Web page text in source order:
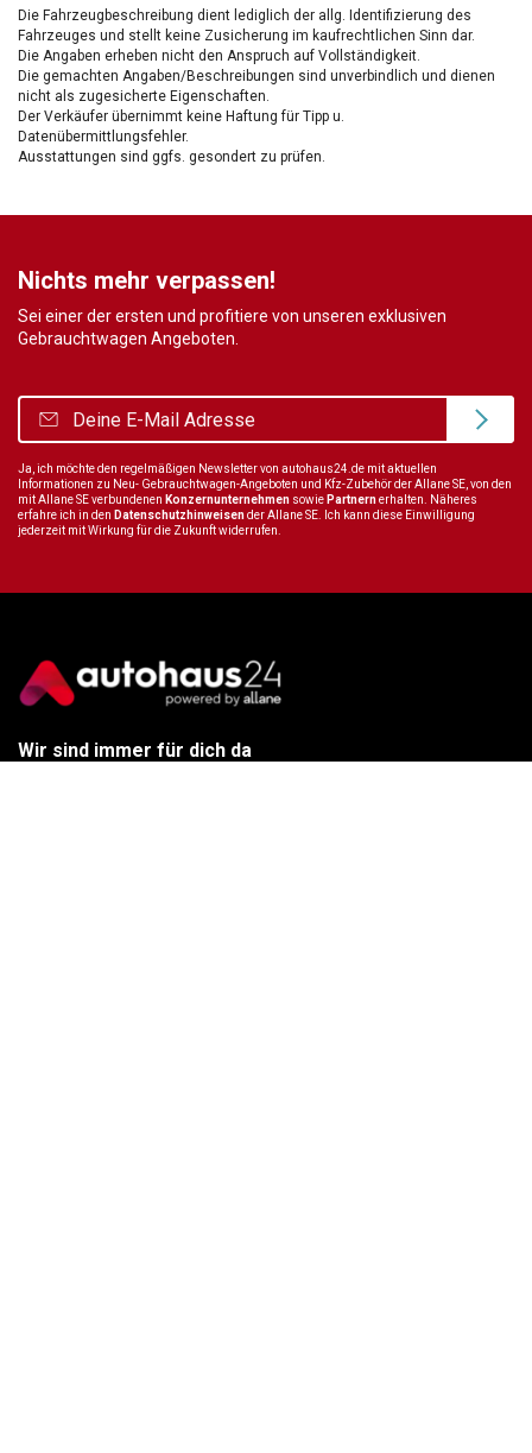
Die Fahrzeugbeschreibung dient lediglich der allg. Identifizierung des
Fahrzeuges und stellt keine Zusicherung im kaufrechtlichen Sinn dar.
Die Angaben erheben nicht den Anspruch auf Vollständigkeit.
Die gemachten Angaben/Beschreibungen sind unverbindlich und dienen
nicht als zugesicherte Eigenschaften.
Der Verkäufer übernimmt keine Haftung für Tipp u.
Datenübermittlungsfehler.
Ausstattungen sind ggfs. gesondert zu prüfen.
Nichts mehr verpassen!
Sei einer der ersten und profitiere von unseren exklusiven
Gebrauchtwagen Angeboten.
Ja, ich möchte den regelmäßigen Newsletter von autohaus24.de mit aktuellen
Informationen zu Neu- Gebrauchtwagen-Angeboten und Kfz-Zubehör der Allane SE, von den
mit Allane SE verbundenen Konzernunternehmen sowie Partnernerhalten. Näheres
erfahre ich in den Datenschutzhinweisender Allane SE. Ich kann diese Einwilligung
jederzeit mit Wirkung für die Zukunft widerrufen.
Wir sind immer für dich da